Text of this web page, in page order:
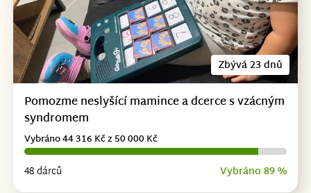
Zbývá 23 dnů
Pomozme neslyšící mamince a dcerce s vzácným
syndromem
48 dárců Vybráno 89 %
Vybráno 44 316 Kč z 50 000 Kč